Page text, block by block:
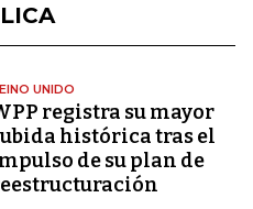
UNIDO
registra su mayor
histórica tras el
de su plan de